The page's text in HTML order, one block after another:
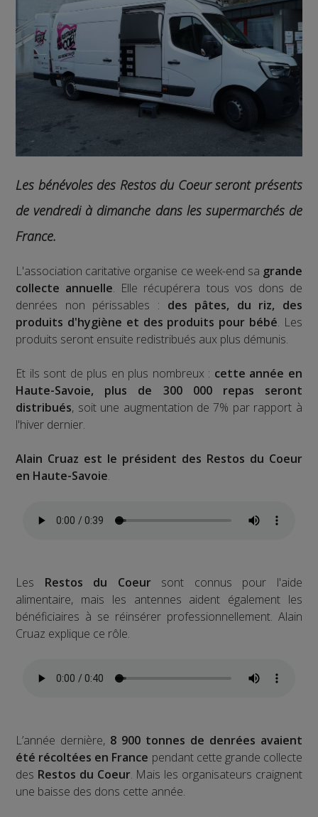
Les bénévoles des Restos du Coeur seront présents
de vendredi à dimanche dans les supermarchés de
France.
L'association caritative organise ce week-end sa grande
collecte annuelle. Elle récupérera tous vos dons de
denrées non périssables : des pâtes, du riz, des
produits d'hygiène et des produits pour bébé. Les
produits seront ensuite redistribués aux plus démunis.
Et ils sont de plus en plus nombreux : cette année en
Haute-Savoie, plus de 300 000 repas seront
distribués, soit une augmentation de 7% par rapport à
l'hiver dernier.
Alain Cruaz est le président des Restos du Coeur
en Haute-Savoie.
Les Restos du Coeursont connus pour l'aide
alimentaire, mais les antennes aident également les
bénéficiaires à se réinsérer professionnellement. Alain
Cruaz explique ce rôle.
L’année dernière, 8 900 tonnes de denrées avaient
été récoltées en France pendant cette grande collecte
des Restos du Coeur. Mais les organisateurs craignent
une baisse des dons cette année.